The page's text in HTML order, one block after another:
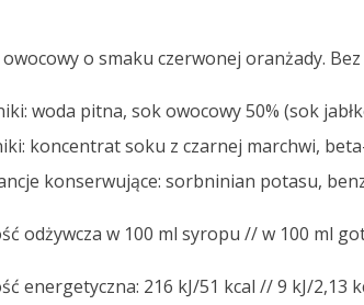
o smaku czerwonej oranżady.
woda pitna, sok owocowy 50% (sok
koncentrat soku z czarnej marchwi,
konserwujące: sorbninian potasu,
odżywcza w 100 ml syropu // w 100 ml
energetyczna: 216 kJ/51 kcal // 9 kJ/2,13